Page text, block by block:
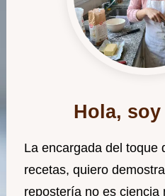
Hola,
La encargada del toque
recetas, quiero
repostería no es ciencia